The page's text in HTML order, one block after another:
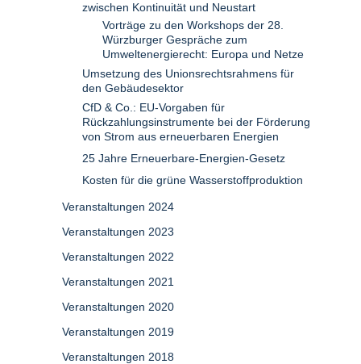
zwischen Kontinuität und Neustart
Vorträge zu den Workshops der 28.
Würzburger Gespräche zum
Umweltenergierecht: Europa und Netze
Umsetzung des Unionsrechtsrahmens für
den Gebäudesektor
CfD & Co.: EU-Vorgaben für
Rückzahlungsinstrumente bei der Förderung
von Strom aus erneuerbaren Energien
25 Jahre Erneuerbare-Energien-Gesetz
Kosten für die grüne Wasserstoffproduktion
Veranstaltungen 2024
Veranstaltungen 2023
Veranstaltungen 2022
Veranstaltungen 2021
Veranstaltungen 2020
Veranstaltungen 2019
Veranstaltungen 2018